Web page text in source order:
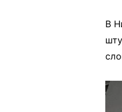
В